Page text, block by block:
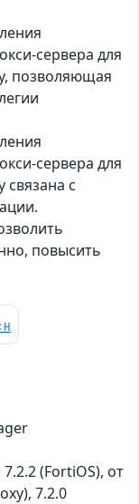
сервера для
позволяющая
сервера для
с
повысить
(FortiOS), от
7.2.0